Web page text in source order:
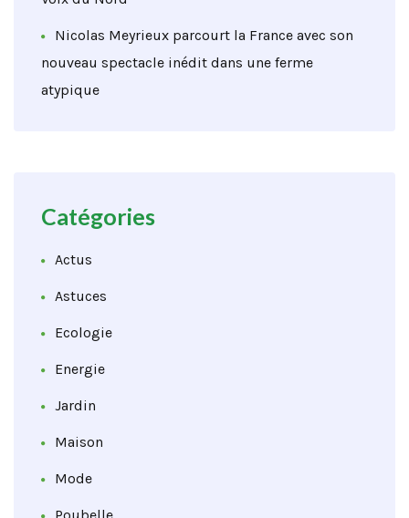
Nicolas Meyrieux parcourt la France avec son
nouveau spectacle inédit dans une ferme
atypique
Catégories
Actus
Astuces
Ecologie
Energie
Jardin
Maison
Mode